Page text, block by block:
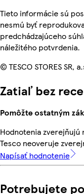
Tieto informácie sú
nesmú byť
predchádzajúceho
náležitého potvrdenia.
© TESCO STORES SR,
Zatiaľ bez
Pomôžte ostatným
Hodnotenia zverejňujú
Tesco neoveruje
Napísať hodnotenie
Potrebujete